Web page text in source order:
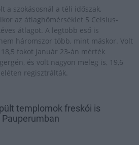
a szokásosnál a téli időszak,
az átlaghőmérséklet 5 Celsius-
átlagot. A legtöbb eső is
háromszor több, mint máskor. Volt
fokot január 23-án mérték
és volt nagyon meleg is, 19,6
regisztrálták.
templomok freskói is